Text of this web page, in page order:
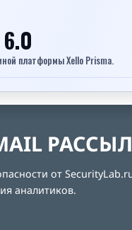
платформы Xello Prisma.
от
аналитиков.